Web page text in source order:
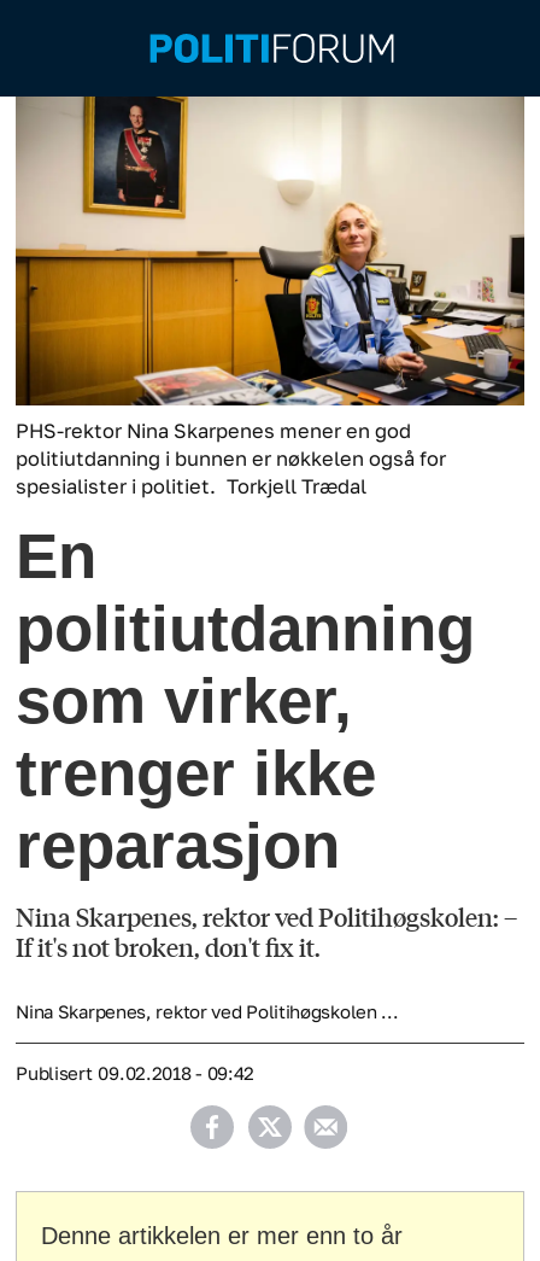
PHS-rektor Nina Skarpenes mener en god
politiutdanning i bunnen er nøkkelen også for
spesialister i politiet. Torkjell Trædal
En
politiutdanning
som virker,
trenger ikke
reparasjon
Nina Skarpenes, rektor ved Politihøgskolen: –
If it's not broken, don't fix it.
Nina Skarpenes, rektor ved Politihøgskolen ...
Publisert 09.02.2018 - 09:42
Denne artikkelen er mer enn to år